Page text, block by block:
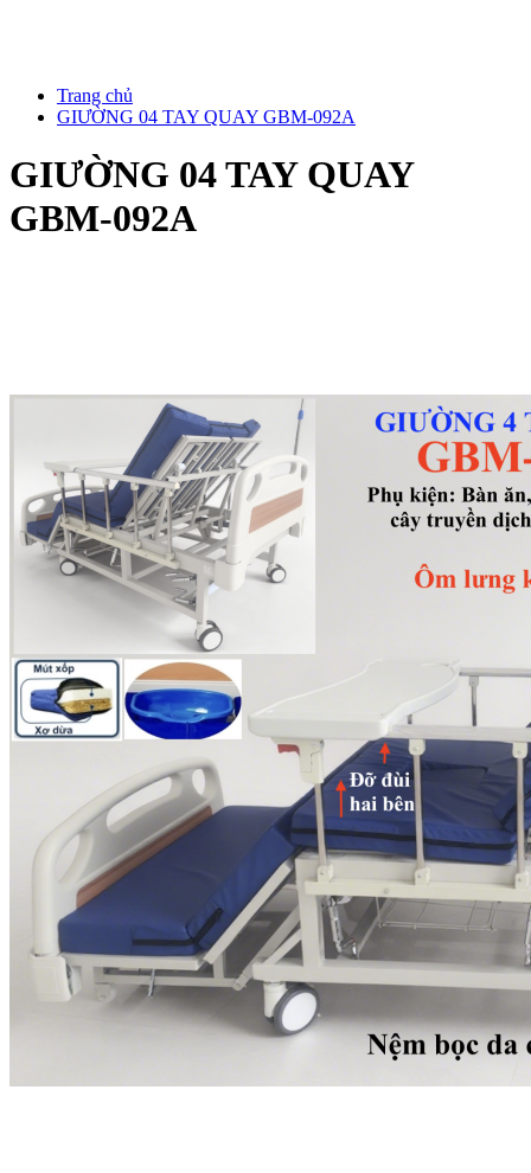
Trang chủ
GIƯỜNG 04 TAY QUAY GBM-092A
GIƯỜNG 04 TAY QUAY
GBM-092A